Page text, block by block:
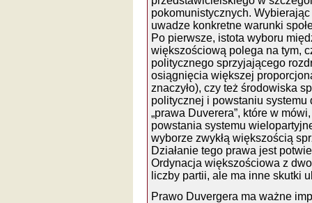
pokomunistycznych.
uwadze konkretne warunki
Po pierwsze, istota wyboru
większościową polega na tym,
politycznego sprzyjającego
osiągnięcia większej
znaczyło), czy też środowiska
politycznej i powstaniu
„prawa Duverera”, które w
powstania systemu
wyborze zwykłą większością
Działanie tego prawa jest
Ordynacja większościowa z
liczby partii, ale ma inne skutki
Prawo Duvergera ma ważne